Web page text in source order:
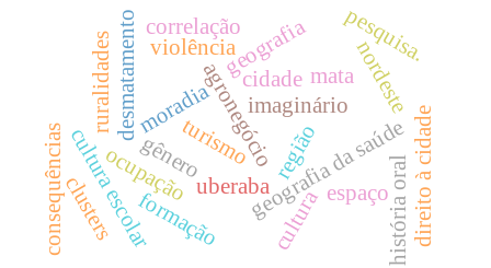
geografia da saúde
imaginário
agronegócio
uberaba
moradia
ocupação direito à cidade
cultura escolar história oral
cidade
formação
desmatamento
consequências
mata
região
nordeste
turismo
espaço
geografia
violência
correlação
clusters
gênero
ruralidades pesquisa.
cultura